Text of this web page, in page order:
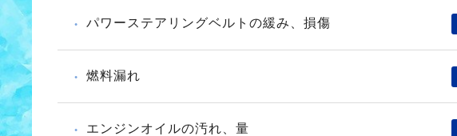
パワーステアリングベルトの緩み、損傷
燃料漏れ
エンジンオイルの汚れ、量